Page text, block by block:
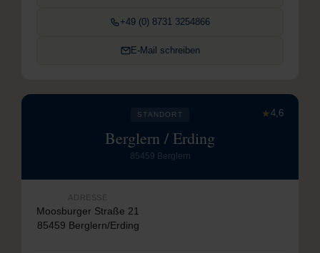
+49 (0) 8731 3254866
E-Mail schreiben
★4,6
STANDORT
Berglern / Erding
85459 Berglern
ADRESSE
Moosburger Straße 21
85459 Berglern/Erding